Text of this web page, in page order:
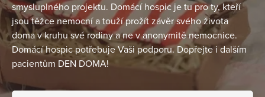
smysluplného projektu. Domácí hospic je tu pro ty, kteří
jsou těžce nemocní a touží prožít závěr svého života
doma v kruhu své rodiny a ne v anonymitě nemocnice.
Domácí hospic potřebuje Vaši podporu. Dopřejte i dalším
pacientům DEN DOMA!